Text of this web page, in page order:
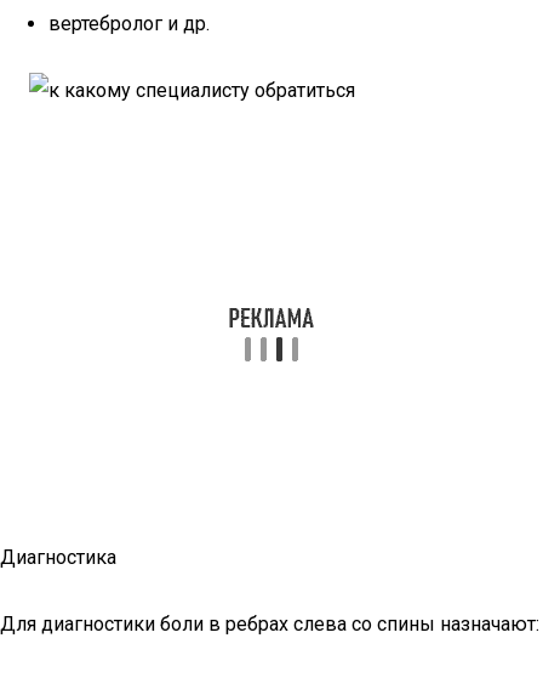
вертебролог и др.
Диагностика
Для диагностики боли в ребрах слева со спины назначают: